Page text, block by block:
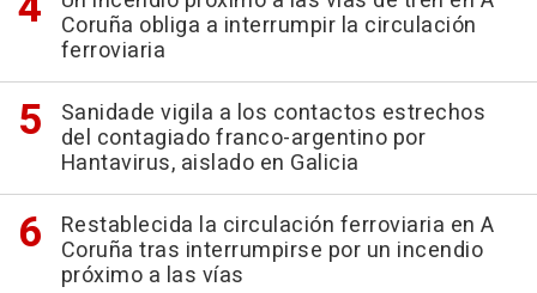
Coruña obliga a interrumpir la circulación
ferroviaria
Sanidade vigila a los contactos estrechos
del contagiado franco-argentino por
Hantavirus, aislado en Galicia
Restablecida la circulación ferroviaria en A
Coruña tras interrumpirse por un incendio
próximo a las vías